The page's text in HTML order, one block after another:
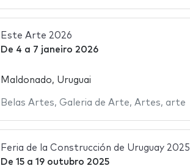
Este Arte 2026
De 4 a 7 janeiro 2026
Maldonado, Uruguai
Belas Artes, Galeria de Arte, Artes, arte
Feria de la Construcción de Uruguay 2025
De 15a 19 outubro 2025